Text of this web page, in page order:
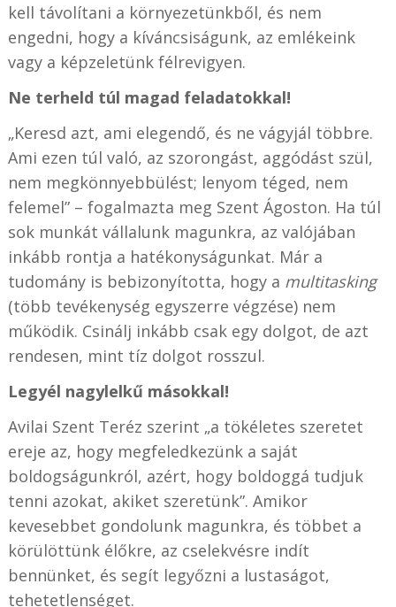
kell távolítani a környezetünkből, és nem
engedni, hogy a kíváncsiságunk, az emlékeink
vagy a képzeletünk félrevigyen.
Ne terheld túl magad feladatokkal!
„Keresd azt, ami elegendő, és ne vágyjál többre.
Ami ezen túl való, az szorongást, aggódást szül,
nem megkönnyebbülést; lenyom téged, nem
felemel” – fogalmazta meg Szent Ágoston. Ha túl
sok munkát vállalunk magunkra, az valójában
inkább rontja a hatékonyságunkat. Már a
tudomány is bebizonyította, hogy a multitasking
(több tevékenység egyszerre végzése) nem
működik. Csinálj inkább csak egy dolgot, de azt
rendesen, mint tíz dolgot rosszul.
Legyél nagylelkű másokkal!
Avilai Szent Teréz szerint „a tökéletes szeretet
ereje az, hogy megfeledkezünk a saját
boldogságunkról, azért, hogy boldoggá tudjuk
tenni azokat, akiket szeretünk”. Amikor
kevesebbet gondolunk magunkra, és többet a
körülöttünk élőkre, az cselekvésre indít
bennünket, és segít legyőzni a lustaságot,
tehetetlenséget.